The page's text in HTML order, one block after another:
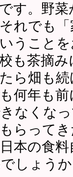
す。野
れでも
うこと
も茶摘
ら畑も
何年も
なくな
らって
本の食
でしょ